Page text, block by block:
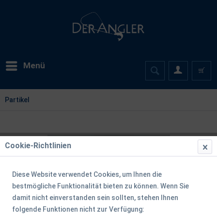
Menü
Partikel
Cookie-Richtlinien
Diese Website verwendet Cookies, um Ihnen die
bestmögliche Funktionalität bieten zu können. Wenn Sie
damit nicht einverstanden sein sollten, stehen Ihnen
folgende Funktionen nicht zur Verfügung: